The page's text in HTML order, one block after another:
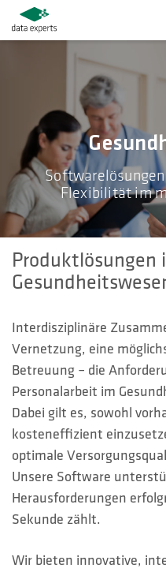
PRODUKTLÖSUNGEN
SERVICES
KARRIERE
UNTERNEHMEN
KUNDENBEREICH
HOTLINES
Suche
Flexibilität im
Produktlösungen
Interdisziplinäre
Vernetzung, eine
Betreuung – die
Personalarbeit im
Dabei gilt es, sowohl
kosteneffizient
optimale
Unsere Software
Herausforderungen
Sekunde zählt.
Wir bieten innovative,